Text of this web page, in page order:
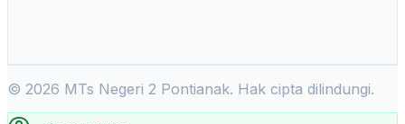
© 2026 MTs Negeri 2 Pontianak. Hak cipta dilindungi.